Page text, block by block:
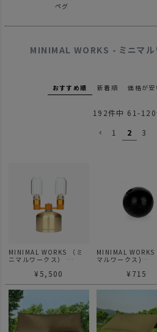
ペグ
MINIMAL WORKS - ミニマル
おすすめ順 新着順 価格が安
192件中 61-120
1
2 3
MINIMAL WORKS （ミ
ニマルワークス）
¥ 5,500
MINIMAL WORKS
マルワークス)
ルフホルダー/ アク
¥ 715